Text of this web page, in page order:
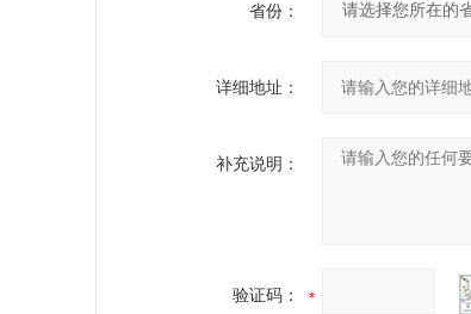
省份：
详细地址：
补充说明：
验证码：